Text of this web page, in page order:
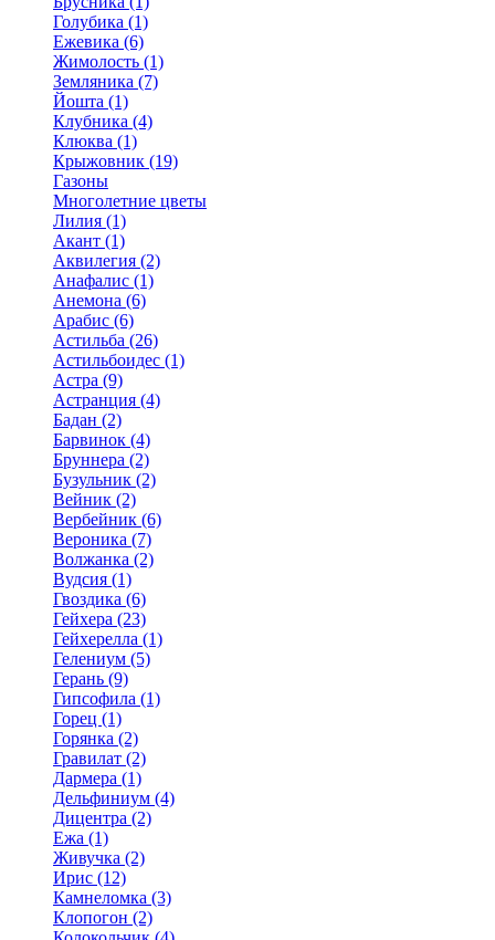
Голубика (1)
Ежевика (6)
Жимолость (1)
Земляника (7)
Йошта (1)
Клубника (4)
Клюква (1)
Крыжовник (19)
Газоны
Многолетние цветы
Лилия (1)
Акант (1)
Аквилегия (2)
Анафалис (1)
Анемона (6)
Арабис (6)
Астильба (26)
Астильбоидес (1)
Астра (9)
Астранция (4)
Бадан (2)
Барвинок (4)
Бруннера (2)
Бузульник (2)
Вейник (2)
Вербейник (6)
Вероника (7)
Волжанка (2)
Вудсия (1)
Гвоздика (6)
Гейхера (23)
Гейхерелла (1)
Гелениум (5)
Герань (9)
Гипсофила (1)
Горец (1)
Горянка (2)
Гравилат (2)
Дармера (1)
Дельфиниум (4)
Дицентра (2)
Ежа (1)
Живучка (2)
Ирис (12)
Камнеломка (3)
Клопогон (2)